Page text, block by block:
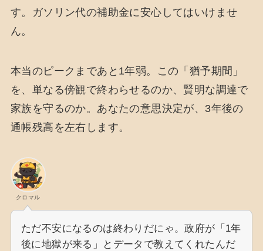
す。ガソリン代の補助金に安心してはいけませ
ん。
本当のピークまであと1年弱。この「猶予期間」
を、単なる傍観で終わらせるのか、賢明な調達で
家族を守るのか。あなたの意思決定が、3年後の
通帳残高を左右します。
クロマル
ただ不安になるのは終わりだにゃ。政府が「1年
後に地獄が来る」とデータで教えてくれたんだ